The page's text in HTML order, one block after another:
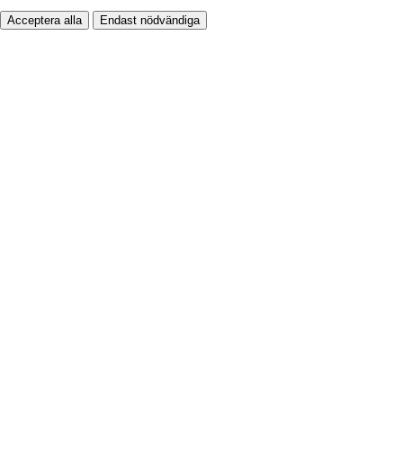
Acceptera alla Endast nödvändiga